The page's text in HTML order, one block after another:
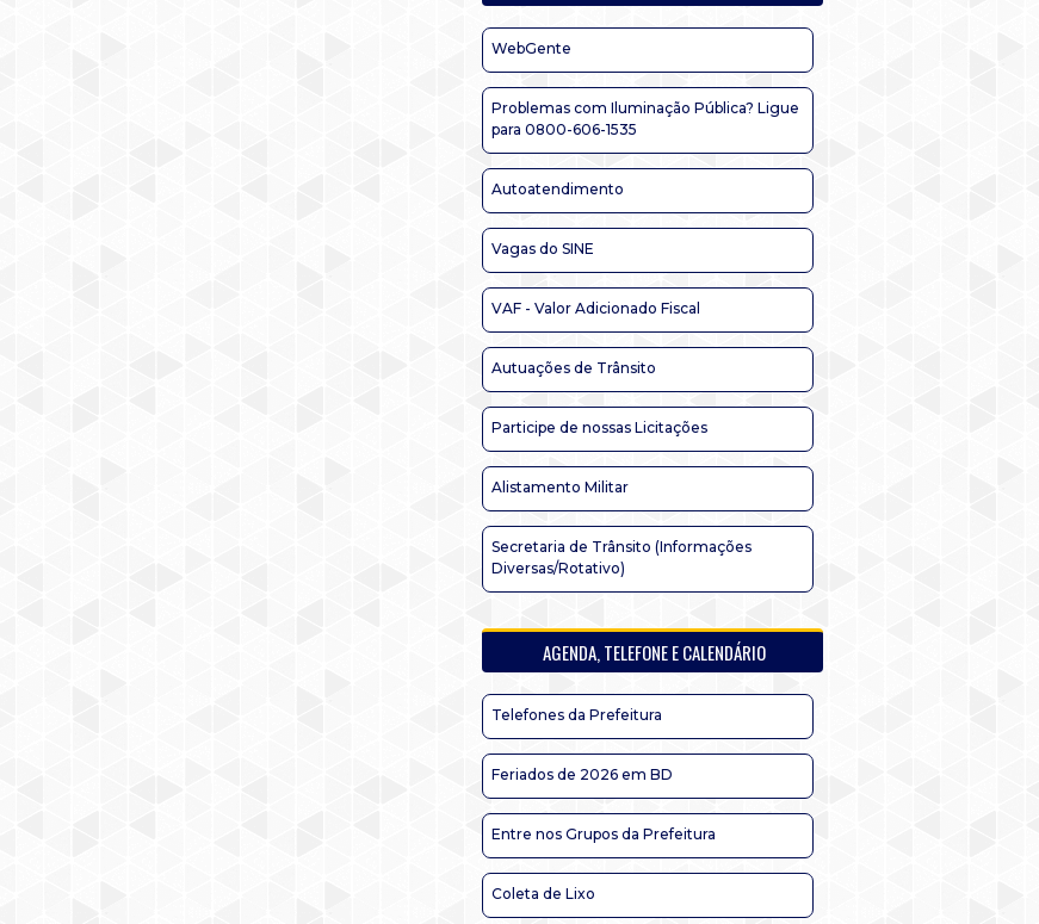
WebGente
Problemas com Iluminação Pública? Ligue
para 0800-606-1535
Autoatendimento
Vagas do SINE
VAF - Valor Adicionado Fiscal
Autuações de Trânsito
Participe de nossas Licitações
Alistamento Militar
Secretaria de Trânsito (Informações
Diversas/Rotativo)
AGENDA, TELEFONE E CALENDÁRIO
Telefones da Prefeitura
Feriados de 2026 em BD
Entre nos Grupos da Prefeitura
Coleta de Lixo